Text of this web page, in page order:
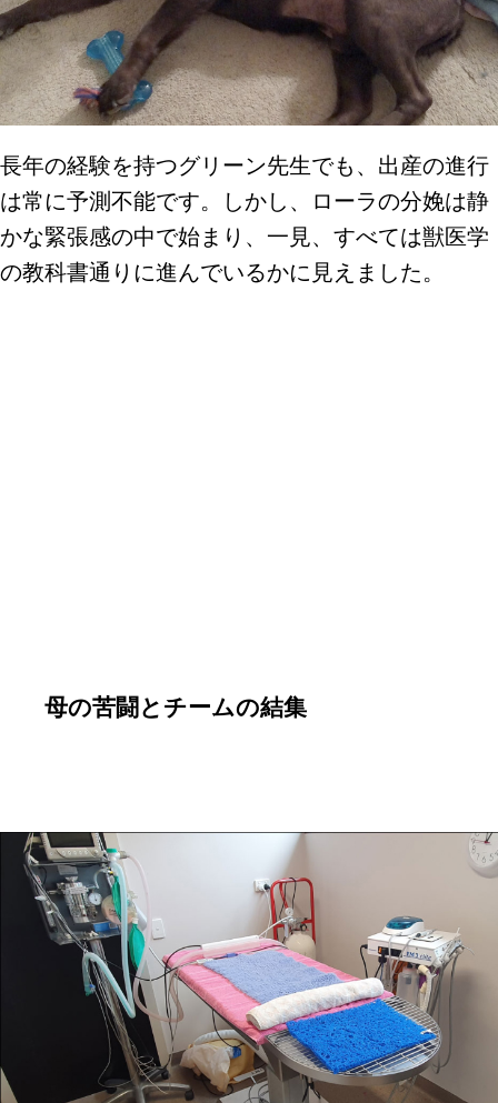
長年の経験を持つグリーン先生でも、出産の進行
は常に予測不能です。しかし、ローラの分娩は静
かな緊張感の中で始まり、一見、すべては獣医学
の教科書通りに進んでいるかに見えました。
母の苦闘とチームの結集